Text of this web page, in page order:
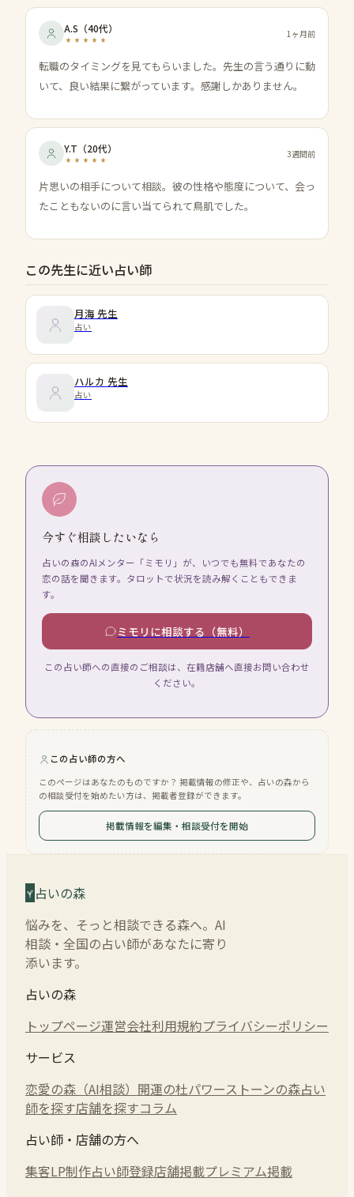
A.S （40代） 1ヶ月前
転職のタイミングを見てもらいました。先生の言う通りに動
いて、良い結果に繋がっています。感謝しかありません。
Y.T （20代） 3週間前
片思いの相手について相談。彼の性格や態度について、会っ
たこともないのに言い当てられて鳥肌でした。
この先生に近い占い師
月海 先生
占い
ハルカ 先生
占い
今すぐ相談したいなら
占いの森のAIメンター「ミモリ」が、いつでも無料であなたの
恋の話を聞きます。タロットで状況を読み解くこともできま
す。
ミモリに相談する（無料）
この占い師への直接のご相談は、在籍店舗へ直接お問い合わせ
ください。
この占い師の方へ
このページはあなたのものですか？ 掲載情報の修正や、占いの森から
の相談受付を始めたい方は、掲載者登録ができます。
掲載情報を編集・相談受付を開始
占いの森
悩みを、そっと相談できる森へ。AI
相談・全国の占い師があなたに寄り
添います。
占いの森
トップページ運営会社利用規約プライバシーポリシー
サービス
恋愛の森（AI相談） 開運の杜パワーストーンの森占い
師を探す店舗を探すコラム
占い師・店舗の方へ
集客LP制作占い師登録店舗掲載プレミアム掲載